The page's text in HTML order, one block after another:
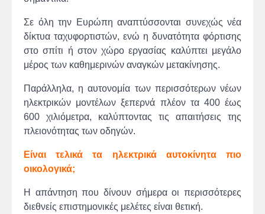
Σε όλη την Ευρώπη αναπτύσσονται συνεχώς νέα
δίκτυα ταχυφορτιστών, ενώ η δυνατότητα φόρτισης
στο σπίτι ή στον χώρο εργασίας καλύπτει μεγάλο
μέρος των καθημερινών αναγκών μετακίνησης.
Παράλληλα, η αυτονομία των περισσότερων νέων
ηλεκτρικών μοντέλων ξεπερνά πλέον τα 400 έως
600 χιλιόμετρα, καλύπτοντας τις απαιτήσεις της
πλειονότητας των οδηγών.
Είναι τελικά τα ηλεκτρικά αυτοκίνητα πιο
οικολογικά;
Η απάντηση που δίνουν σήμερα οι περισσότερες
διεθνείς επιστημονικές μελέτες είναι θετική.